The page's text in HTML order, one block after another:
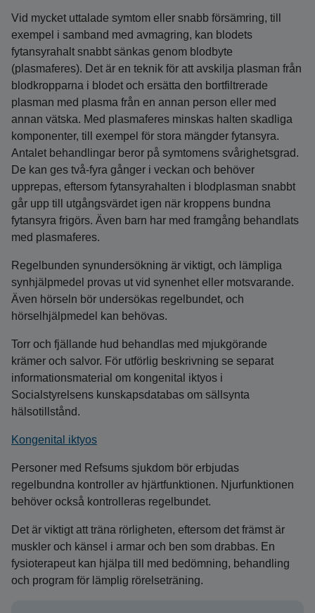
Vid mycket uttalade symtom eller snabb försämring, till
exempel i samband med avmagring, kan blodets
fytansyrahalt snabbt sänkas genom blodbyte
(plasmaferes). Det är en teknik för att avskilja plasman från
blodkropparna i blodet och ersätta den bortfiltrerade
plasman med plasma från en annan person eller med
annan vätska. Med plasmaferes minskas halten skadliga
komponenter, till exempel för stora mängder fytansyra.
Antalet behandlingar beror på symtomens svårighetsgrad.
De kan ges två-fyra gånger i veckan och behöver
upprepas, eftersom fytansyrahalten i blodplasman snabbt
går upp till utgångsvärdet igen när kroppens bundna
fytansyra frigörs. Även barn har med framgång behandlats
med plasmaferes.
Regelbunden synundersökning är viktigt, och lämpliga
synhjälpmedel provas ut vid synenhet eller motsvarande.
Även hörseln bör undersökas regelbundet, och
hörselhjälpmedel kan behövas.
Torr och fjällande hud behandlas med mjukgörande
krämer och salvor. För utförlig beskrivning se separat
informationsmaterial om kongenital iktyos i
Socialstyrelsens kunskapsdatabas om sällsynta
hälsotillstånd.
Kongenital iktyos
Personer med Refsums sjukdom bör erbjudas
regelbundna kontroller av hjärtfunktionen. Njurfunktionen
behöver också kontrolleras regelbundet.
Det är viktigt att träna rörligheten, eftersom det främst är
muskler och känsel i armar och ben som drabbas. En
fysioterapeut kan hjälpa till med bedömning, behandling
och program för lämplig rörelseträning.